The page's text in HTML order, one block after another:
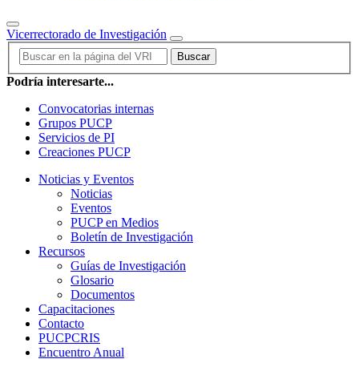
Vicerrectorado de Investigación
Buscar
Podría interesarte...
Convocatorias internas
Grupos PUCP
Servicios de PI
Creaciones PUCP
Noticias y Eventos
Noticias
Eventos
PUCP en Medios
Boletín de Investigación
Recursos
Guías de Investigación
Glosario
Documentos
Capacitaciones
Contacto
PUCPCRIS
Encuentro Anual